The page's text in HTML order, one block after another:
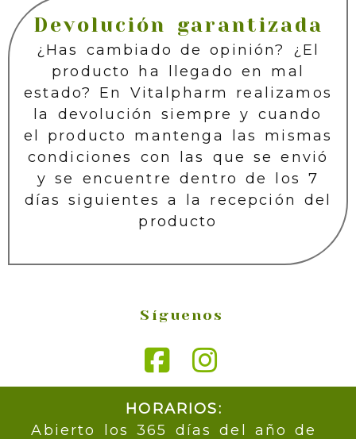
Devolución garantizada
¿Has cambiado de opinión? ¿El
producto ha llegado en mal
estado? En Vitalpharm realizamos
la devolución siempre y cuando
el producto mantenga las mismas
condiciones con las que se envió
y se encuentre dentro de los 7
días siguientes a la recepción del
producto
Síguenos
HORARIOS:
Abierto los 365 días del año de